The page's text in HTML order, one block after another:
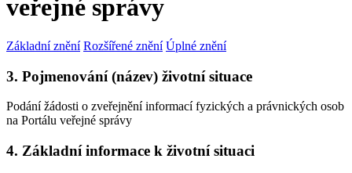
veřejné správy
Základní znění Rozšířené znění Úplné znění
3. Pojmenování (název) životní situace
Podání žádosti o zveřejnění informací fyzických a právnických osob
na Portálu veřejné správy
4. Základní informace k životní situaci